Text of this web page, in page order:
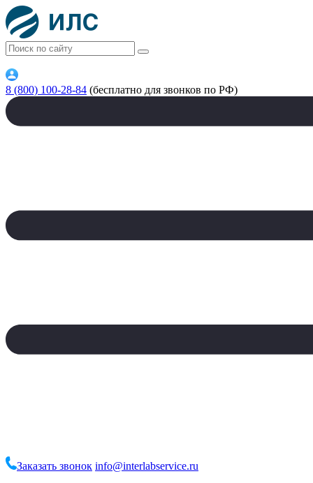
8 (800) 100-28-84 (бесплатно для звонков по РФ)
Заказать звонок info@interlabservice.ru